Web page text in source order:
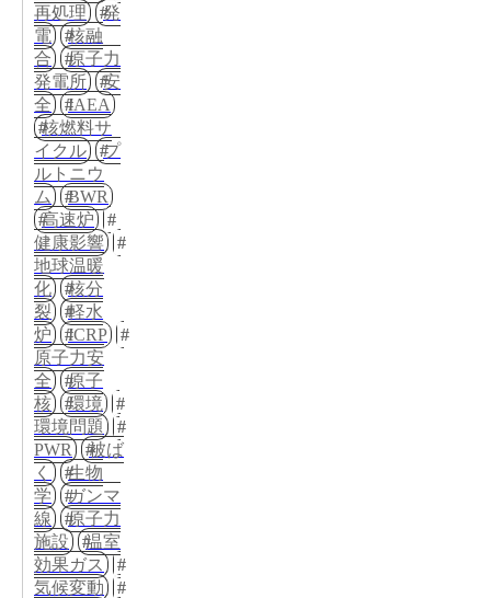
再処理
発
電
核融
合
原子力
発電所
安
全
IAEA
核燃料サ
イクル
プ
ルトニウ
ム
BWR
高速炉
健康影響
地球温暖
化
核分
裂
軽水
炉
ICRP
原子力安
全
原子
核
環境
環境問題
PWR
被ば
く
生物
学
ガンマ
線
原子力
施設
温室
効果ガス
気候変動